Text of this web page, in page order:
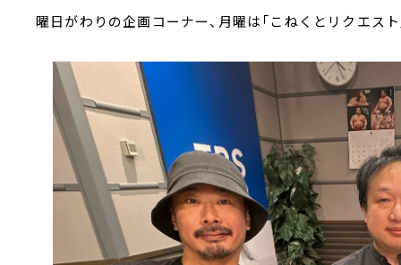
曜日がわりの企画コーナー、月曜は「こねくとリクエスト